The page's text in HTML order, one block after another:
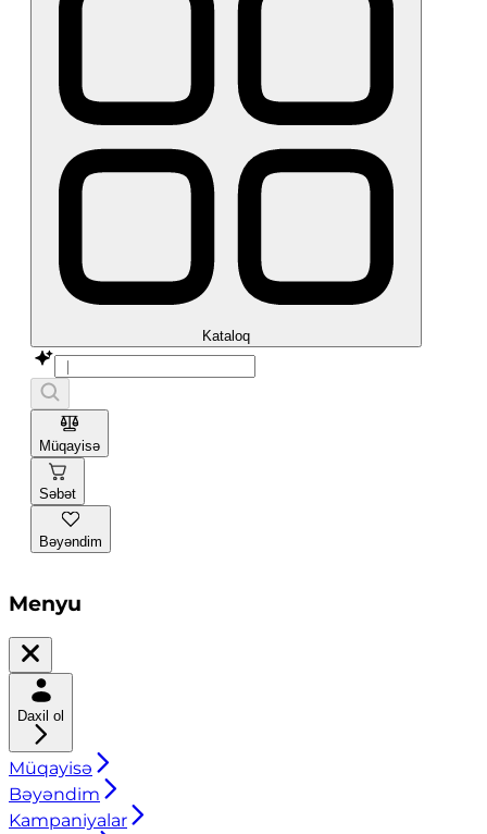
Kataloq
Müqayisə
Səbət
Bəyəndim
Menyu
Daxil ol
Müqayisə
Bəyəndim
Kampaniyalar